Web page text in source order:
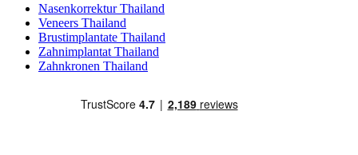
Nasenkorrektur Thailand
Veneers Thailand
Brustimplantate Thailand
Zahnimplantat Thailand
Zahnkronen Thailand